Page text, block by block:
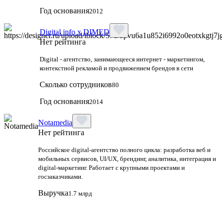
Год основания2012
Digital info x DIMED
Нет рейтинга
Digital - агентство, занимающееся интернет - маркетингом,
контекстной рекламой и продвижением брендов в сети
Сколько сотрудников80
Год основания2014
Notamedia
Нет рейтинга
Российское digital-агентство полного цикла: разработка веб и
мобильных сервисов, UI/UX, брендинг, аналитика, интеграция и
digital-маркетинг. Работает с крупными проектами и
госзаказчиками.
Выручка1.7 млрд